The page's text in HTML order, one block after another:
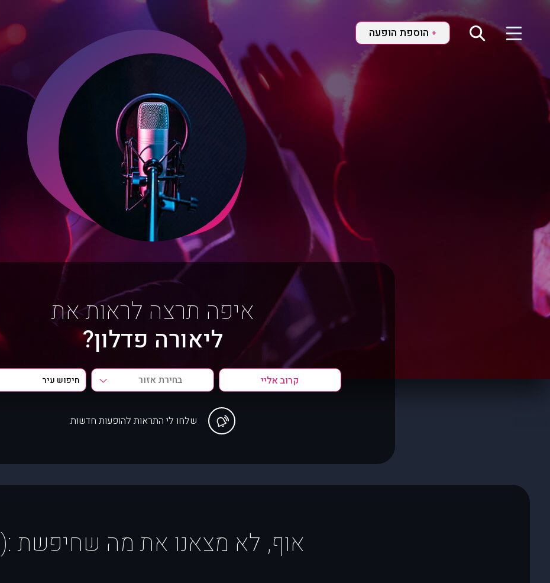
+ הוספת הופעה
איפה תרצה לראות את
ליאורה פדלון?
בחירת אזור
שלחו לי התראות להופעות חדשות
אוף, לא מצאנו את מה שחיפשת :(